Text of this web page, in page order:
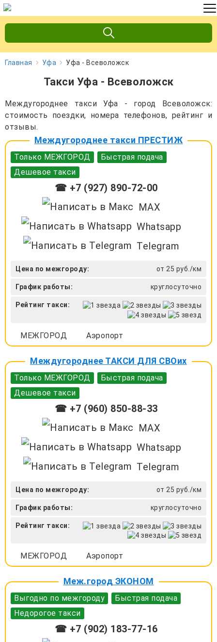
Главная Уфа Уфа - Всеволожск
Такси Уфа - Всеволожск
Междугороднее такси Уфа - город Всеволожск:
стоимость поездки, номера телефонов, рейтинг и
отзывы.
Междугороднее такси ПРЕСТИЖ
Только МЕЖГОРОД
Быстрая подача
Дешевое такси
☎ +7 (927) 890-72-00
MAX
Whatsapp
Telegram
Цена по межгороду: от 25 руб./км
График работы: круглосуточно
Рейтинг такси:
МЕЖГОРОД Аэропорт
Междугороднее ТАКСИ ДЛЯ СВОих
Только МЕЖГОРОД
Быстрая подача
Дешевое такси
☎ +7 (960) 850-88-33
MAX
Whatsapp
Telegram
Цена по межгороду: от 25 руб./км
График работы: круглосуточно
Рейтинг такси:
МЕЖГОРОД Аэропорт
Меж.город ЭКОНОМ
Выгодно по межгороду
Быстрая подача
Недорогое такси
☎ +7 (902) 183-77-16